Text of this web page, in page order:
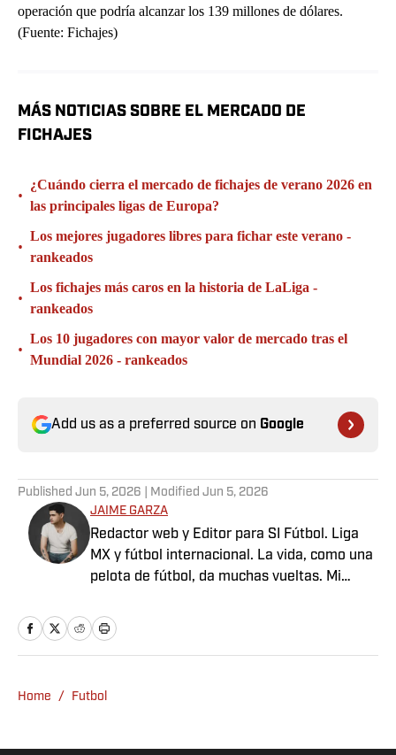
operación que podría alcanzar los 139 millones de dólares.
(Fuente: Fichajes)
MÁS NOTICIAS SOBRE EL MERCADO DE
FICHAJES
•
¿Cuándo cierra el mercado de fichajes de verano 2026 en
las principales ligas de Europa?
•
Los mejores jugadores libres para fichar este verano -
rankeados
•
Los fichajes más caros en la historia de LaLiga -
rankeados
•
Los 10 jugadores con mayor valor de mercado tras el
Mundial 2026 - rankeados
Add us as a preferred source on Google
Published Jun 5, 2026 | Modified Jun 5, 2026
JAIME GARZA
Redactor web y Editor para SI Fútbol. Liga
MX y fútbol internacional. La vida, como una
pelota de fútbol, da muchas vueltas. Mi
mientras rueda.
Home / Futbol